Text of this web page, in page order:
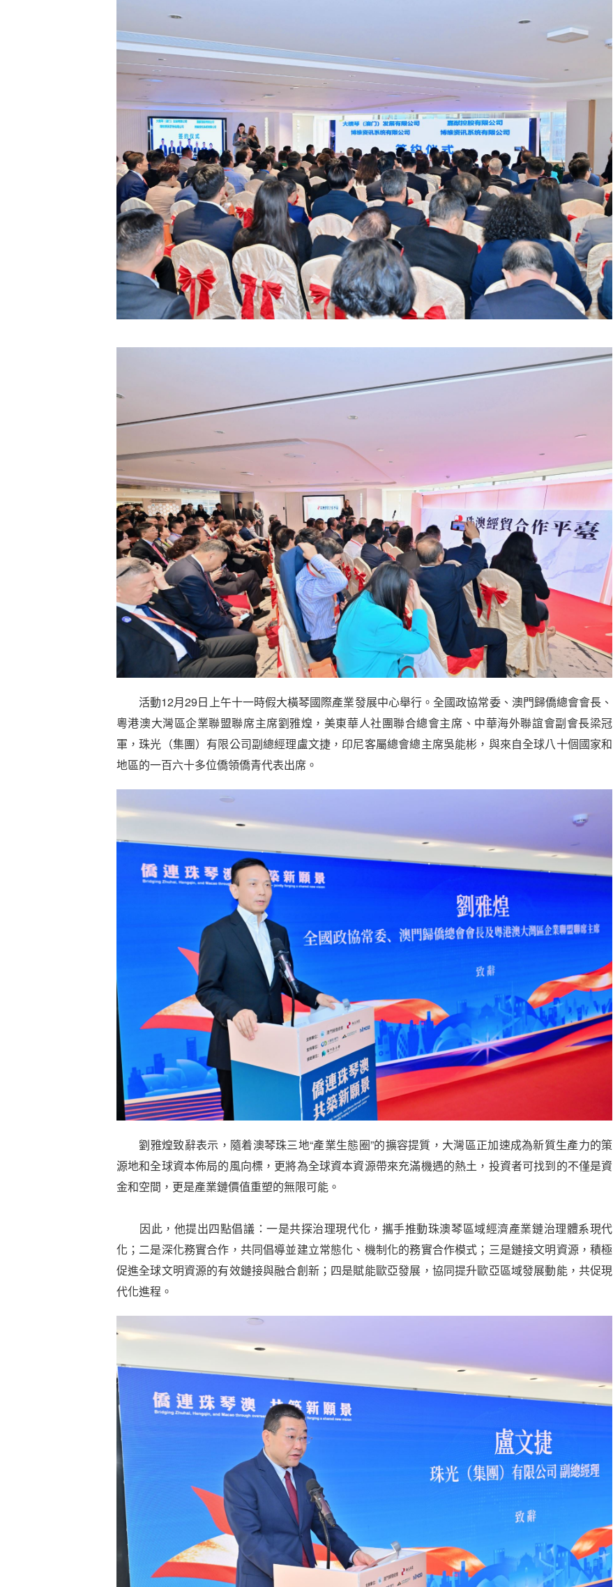
活動12月29日上午十一時假大橫琴國際產業發展中心舉行。全國政協常委、澳門歸僑總會會長、
粵港澳大灣區企業聯盟聯席主席劉雅煌，美東華人社團聯合總會主席、中華海外聯誼會副會長梁冠
軍，珠光（集團）有限公司副總經理盧文捷，印尼客屬總會總主席吳能彬，與來自全球八十個國家和
地區的一百六十多位僑領僑青代表出席。
劉雅煌致辭表示，隨着澳琴珠三地“產業生態圈”的擴容提質，大灣區正加速成為新質生產力的策
源地和全球資本佈局的風向標，更將為全球資本資源帶來充滿機遇的熱土，投資者可找到的不僅是資
金和空間，更是產業鏈價值重塑的無限可能。
因此，他提出四點倡議：一是共探治理現代化，攜手推動珠澳琴區域經濟產業鏈治理體系現代
化；二是深化務實合作，共同倡導並建立常態化、機制化的務實合作模式；三是鏈接文明資源，積極
促進全球文明資源的有效鏈接與融合創新；四是賦能歐亞發展，協同提升歐亞區域發展動能，共促現
代化進程。